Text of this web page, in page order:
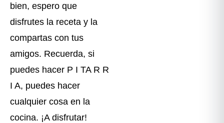
bien, espero que
disfrutes la receta y la
compartas con tus
amigos. Recuerda, si
puedes hacer P I TA R R
I A, puedes hacer
cualquier cosa en la
cocina. ¡A disfrutar!